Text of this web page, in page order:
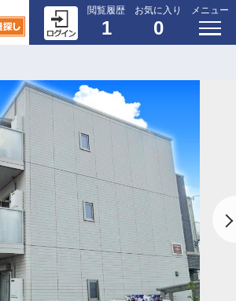
閲覧履歴
1
お気に入り
0
メニュー